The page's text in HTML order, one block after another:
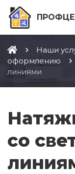
Наши
оформлению
линиями
со